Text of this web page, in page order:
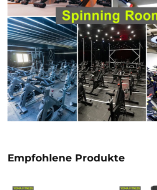
Empfohlene Produkte